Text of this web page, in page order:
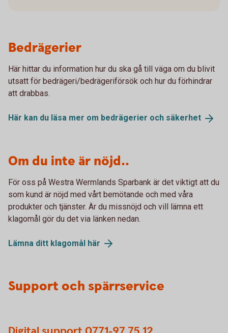
Bedrägerier
Här hittar du information hur du ska gå till väga om du blivit
utsatt för bedrägeri/bedrägeriförsök och hur du förhindrar
att drabbas.
Här kan du läsa mer om bedrägerier och säkerhet
Om du inte är nöjd..
För oss på Westra Wermlands Sparbank är det viktigt att du
som kund är nöjd med vårt bemötande och med våra
produkter och tjänster. Är du missnöjd och vill lämna ett
klagomål gör du det via länken nedan.
Lämna ditt klagomål här
Support och spärrservice